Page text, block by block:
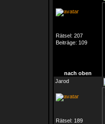
Rätsel: 207
Beiträge: 109
nach oben
Jarod
Rätsel: 189